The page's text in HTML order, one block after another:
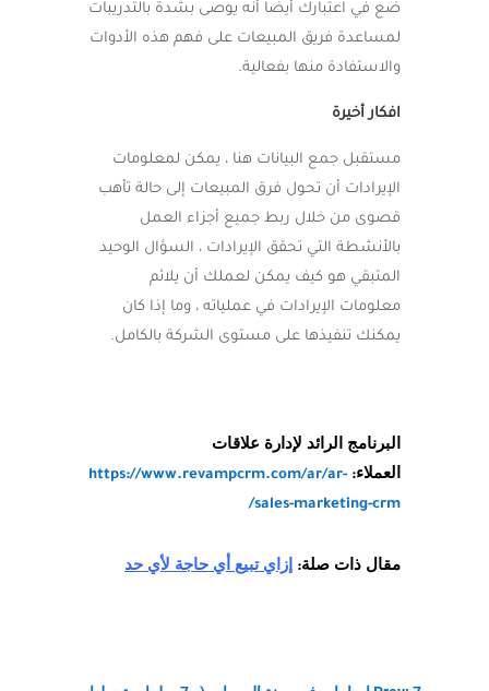
ضع في اعتبارك أيضًا أنه يوصى بشدة بالتدريبات
لمساعدة فريق المبيعات على فهم هذه الأدوات
والاستفادة منها بفعالية.
افكار أخيرة
مستقبل جمع البيانات هنا ، يمكن لمعلومات
الإيرادات أن تحول فرق المبيعات إلى حالة تأهب
قصوى من خلال ربط جميع أجزاء العمل
بالأنشطة التي تحقق الإيرادات ، السؤال الوحيد
المتبقي هو كيف يمكن لعملك أن يلائم
معلومات الإيرادات في عملياته ، وما إذا كان
يمكنك تنفيذها على مستوى الشركة بالكامل.
البرنامج الرائد لإدارة علاقات
العملاء: https://www.revampcrm.com/ar/ar-
sales-marketing-crm/
مقال ذات صلة: إزاي تبيع أي حاجة لأي حد